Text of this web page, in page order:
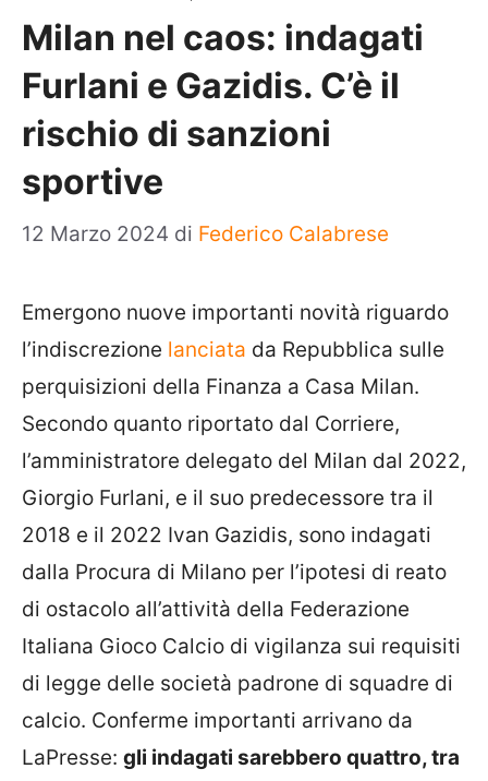
Milan nel caos: indagati
Furlani e Gazidis. C’è il
rischio di sanzioni
sportive
12 Marzo 2024 di Federico Calabrese
Emergono nuove importanti novità riguardo
l’indiscrezione lanciata da Repubblica sulle
perquisizioni della Finanza a Casa Milan.
Secondo quanto riportato dal Corriere,
l’amministratore delegato del Milan dal 2022,
Giorgio Furlani, e il suo predecessore tra il
2018 e il 2022 Ivan Gazidis, sono indagati
dalla Procura di Milano per l’ipotesi di reato
di ostacolo all’attività della Federazione
Italiana Gioco Calcio di vigilanza sui requisiti
di legge delle società padrone di squadre di
calcio. Conferme importanti arrivano da
LaPresse: gli indagati sarebbero quattro, tra